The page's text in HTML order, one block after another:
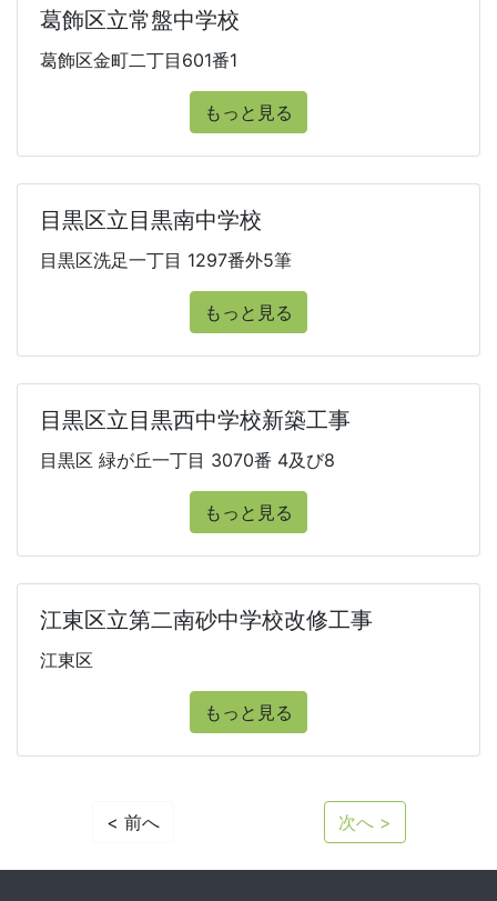
葛飾区立常盤中学校
葛飾区金町二丁目601番1
もっと見る
目黒区立目黒南中学校
目黒区洗足一丁目 1297番外5筆
もっと見る
目黒区立目黒西中学校新築工事
目黒区 緑が丘一丁目 3070番 4及び8
もっと見る
江東区立第二南砂中学校改修工事
江東区
もっと見る
< 前へ 次へ >